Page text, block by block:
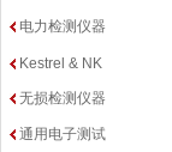
电力检测仪器
Kestrel & NK
无损检测仪器
通用电子测试